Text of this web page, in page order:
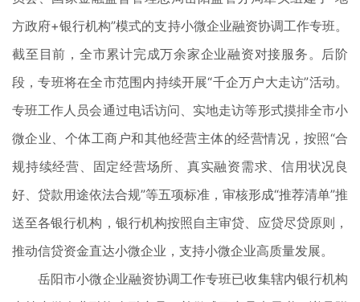
方政府+银行机构”模式的支持小微企业融资协调工作专班。
截至目前，全市累计完成万余家企业融资对接服务。后阶
段，专班将在全市范围内持续开展“千企万户大走访”活动。
专班工作人员会通过电话访问、实地走访等形式摸排全市小
微企业、个体工商户和其他经营主体的经营情况，按照“合
规持续经营、固定经营场所、真实融资需求、信用状况良
好、贷款用途依法合规”等五项标准，审核形成“推荐清单”推
送至各银行机构，银行机构按照自主审贷、应贷尽贷原则，
推动信贷资金直达小微企业，支持小微企业高质量发展。
岳阳市小微企业融资协调工作专班已收集辖内银行机构